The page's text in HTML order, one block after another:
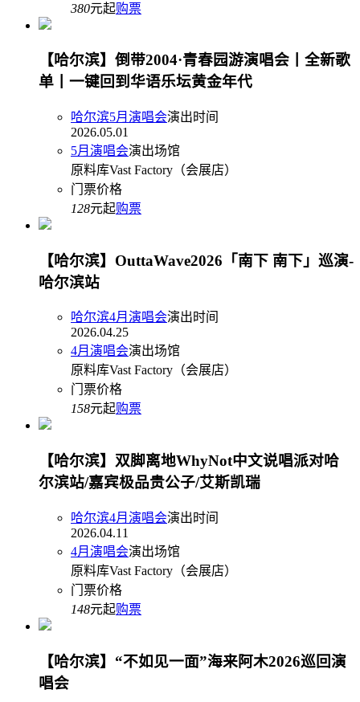
380元起购票
【哈尔滨】倒带2004·青春园游演唱会丨全新歌
单丨一键回到华语乐坛黄金年代
哈尔滨5月演唱会演出时间
2026.05.01
5月演唱会演出场馆
原料库Vast Factory（会展店）
门票价格
128元起购票
【哈尔滨】OuttaWave2026「南下 南下」巡演-
哈尔滨站
哈尔滨4月演唱会演出时间
2026.04.25
4月演唱会演出场馆
原料库Vast Factory（会展店）
门票价格
158元起购票
【哈尔滨】双脚离地WhyNot中文说唱派对哈
尔滨站/嘉宾极品贵公子/艾斯凯瑞
哈尔滨4月演唱会演出时间
2026.04.11
4月演唱会演出场馆
原料库Vast Factory（会展店）
门票价格
148元起购票
【哈尔滨】“不如见一面”海来阿木2026巡回演
唱会